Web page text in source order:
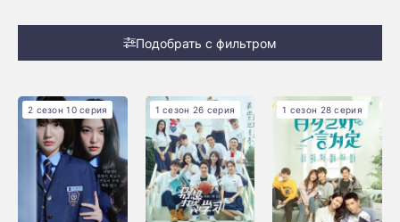
Подобрать с фильтром
2 сезон 10 серия 1 сезон 26 серия 1 сезон 28 серия